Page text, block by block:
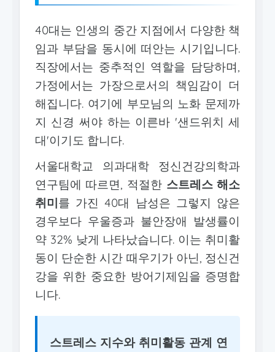
40대는 인생의 중간 지점에서 다양한 책
임과 부담을 동시에 떠안는 시기입니다.
직장에서는 중추적인 역할을 담당하며,
가정에서는 가장으로서의 책임감이 더
해집니다. 여기에 부모님의 노화 문제까
지 신경 써야 하는 이른바 '샌드위치 세
대'이기도 합니다.
서울대학교 의과대학 정신건강의학과
연구팀에 따르면, 적절한 스트레스 해소
취미 를 가진 40대 남성은 그렇지 않은
경우보다 우울증과 불안장애 발생률이
약 32% 낮게 나타났습니다. 이는 취미활
동이 단순한 시간 때우기가 아닌, 정신건
강을 위한 중요한 방어기제임을 증명합
니다.
스트레스 지수와 취미활동 관계 연